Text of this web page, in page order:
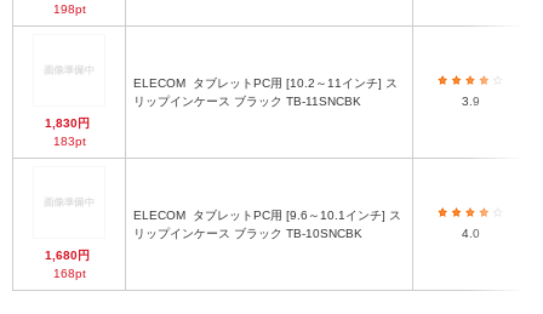
198pt
1,830円
183pt
ELECOM
リップインケース ブラック TB-11SNCBK
3.9
1,680円
168pt
ELECOM
リップインケース ブラック TB-10SNCBK
4.0